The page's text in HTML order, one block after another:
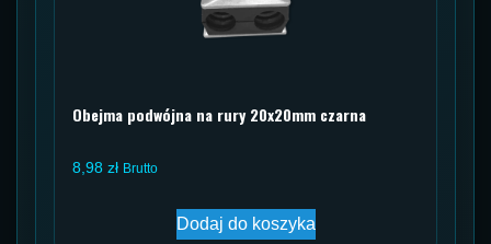
Obejma podwójna na rury 20x20mm czarna
8,98 zł Brutto
Dodaj do koszyka